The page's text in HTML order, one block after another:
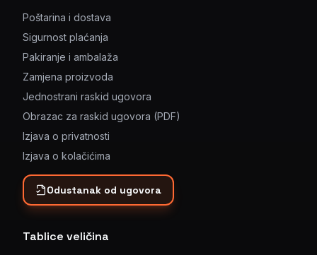
Poštarina i dostava
Sigurnost plaćanja
Pakiranje i ambalaža
Zamjena proizvoda
Jednostrani raskid ugovora
Obrazac za raskid ugovora (PDF)
Izjava o privatnosti
Izjava o kolačićima
Odustanak od ugovora
Tablice veličina